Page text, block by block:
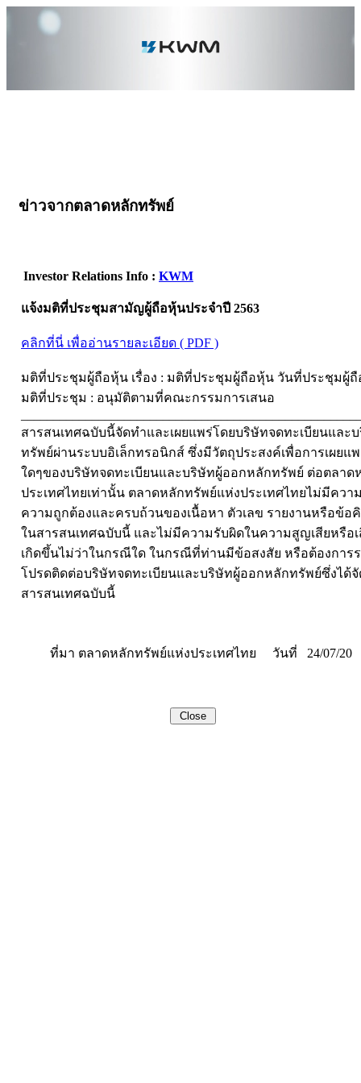
ข่าวจากตลาดหลักทรัพย์
Investor Relations Info : KWM
แจ้งมติที่ประชุมสามัญผู้ถือหุ้นประจำปี 2563
คลิกที่นี่ เพื่ออ่านรายละเอียด ( PDF )
มติที่ประชุมผู้ถือหุ้น เรื่อง : มติที่ประชุมผู้ถือหุ้น วันที่ประชุมผู้ถื
มติที่ประชุม : อนุมัติตามที่คณะกรรมการเสนอ
สารสนเทศฉบับนี้จัดทำและเผยแพร่โดยบริษัทจดทะเบียนและ
ทรัพย์ผ่านระบบอิเล็กทรอนิกส์ ซึ่งมีวัตถุประสงค์เพื่อการเผยแ
ใดๆของบริษัทจดทะเบียนและบริษัทผู้ออกหลักทรัพย์ ต่อตลาด
ประเทศไทยเท่านั้น ตลาดหลักทรัพย์แห่งประเทศไทยไม่มีควา
ความถูกต้องและครบถ้วนของเนื้อหา ตัวเลข รายงานหรือข้อ
ในสารสนเทศฉบับนี้ และไม่มีความรับผิดในความสูญเสียหรือ
เกิดขึ้นไม่ว่าในกรณีใด ในกรณีที่ท่านมีข้อสงสัย หรือต้องการร
โปรดติดต่อบริษัทจดทะเบียนและบริษัทผู้ออกหลักทรัพย์ซึ่งได้จั
สารสนเทศฉบับนี้
ที่มา ตลาดหลักทรัพย์แห่งประเทศไทย วันที่ 24/07/20